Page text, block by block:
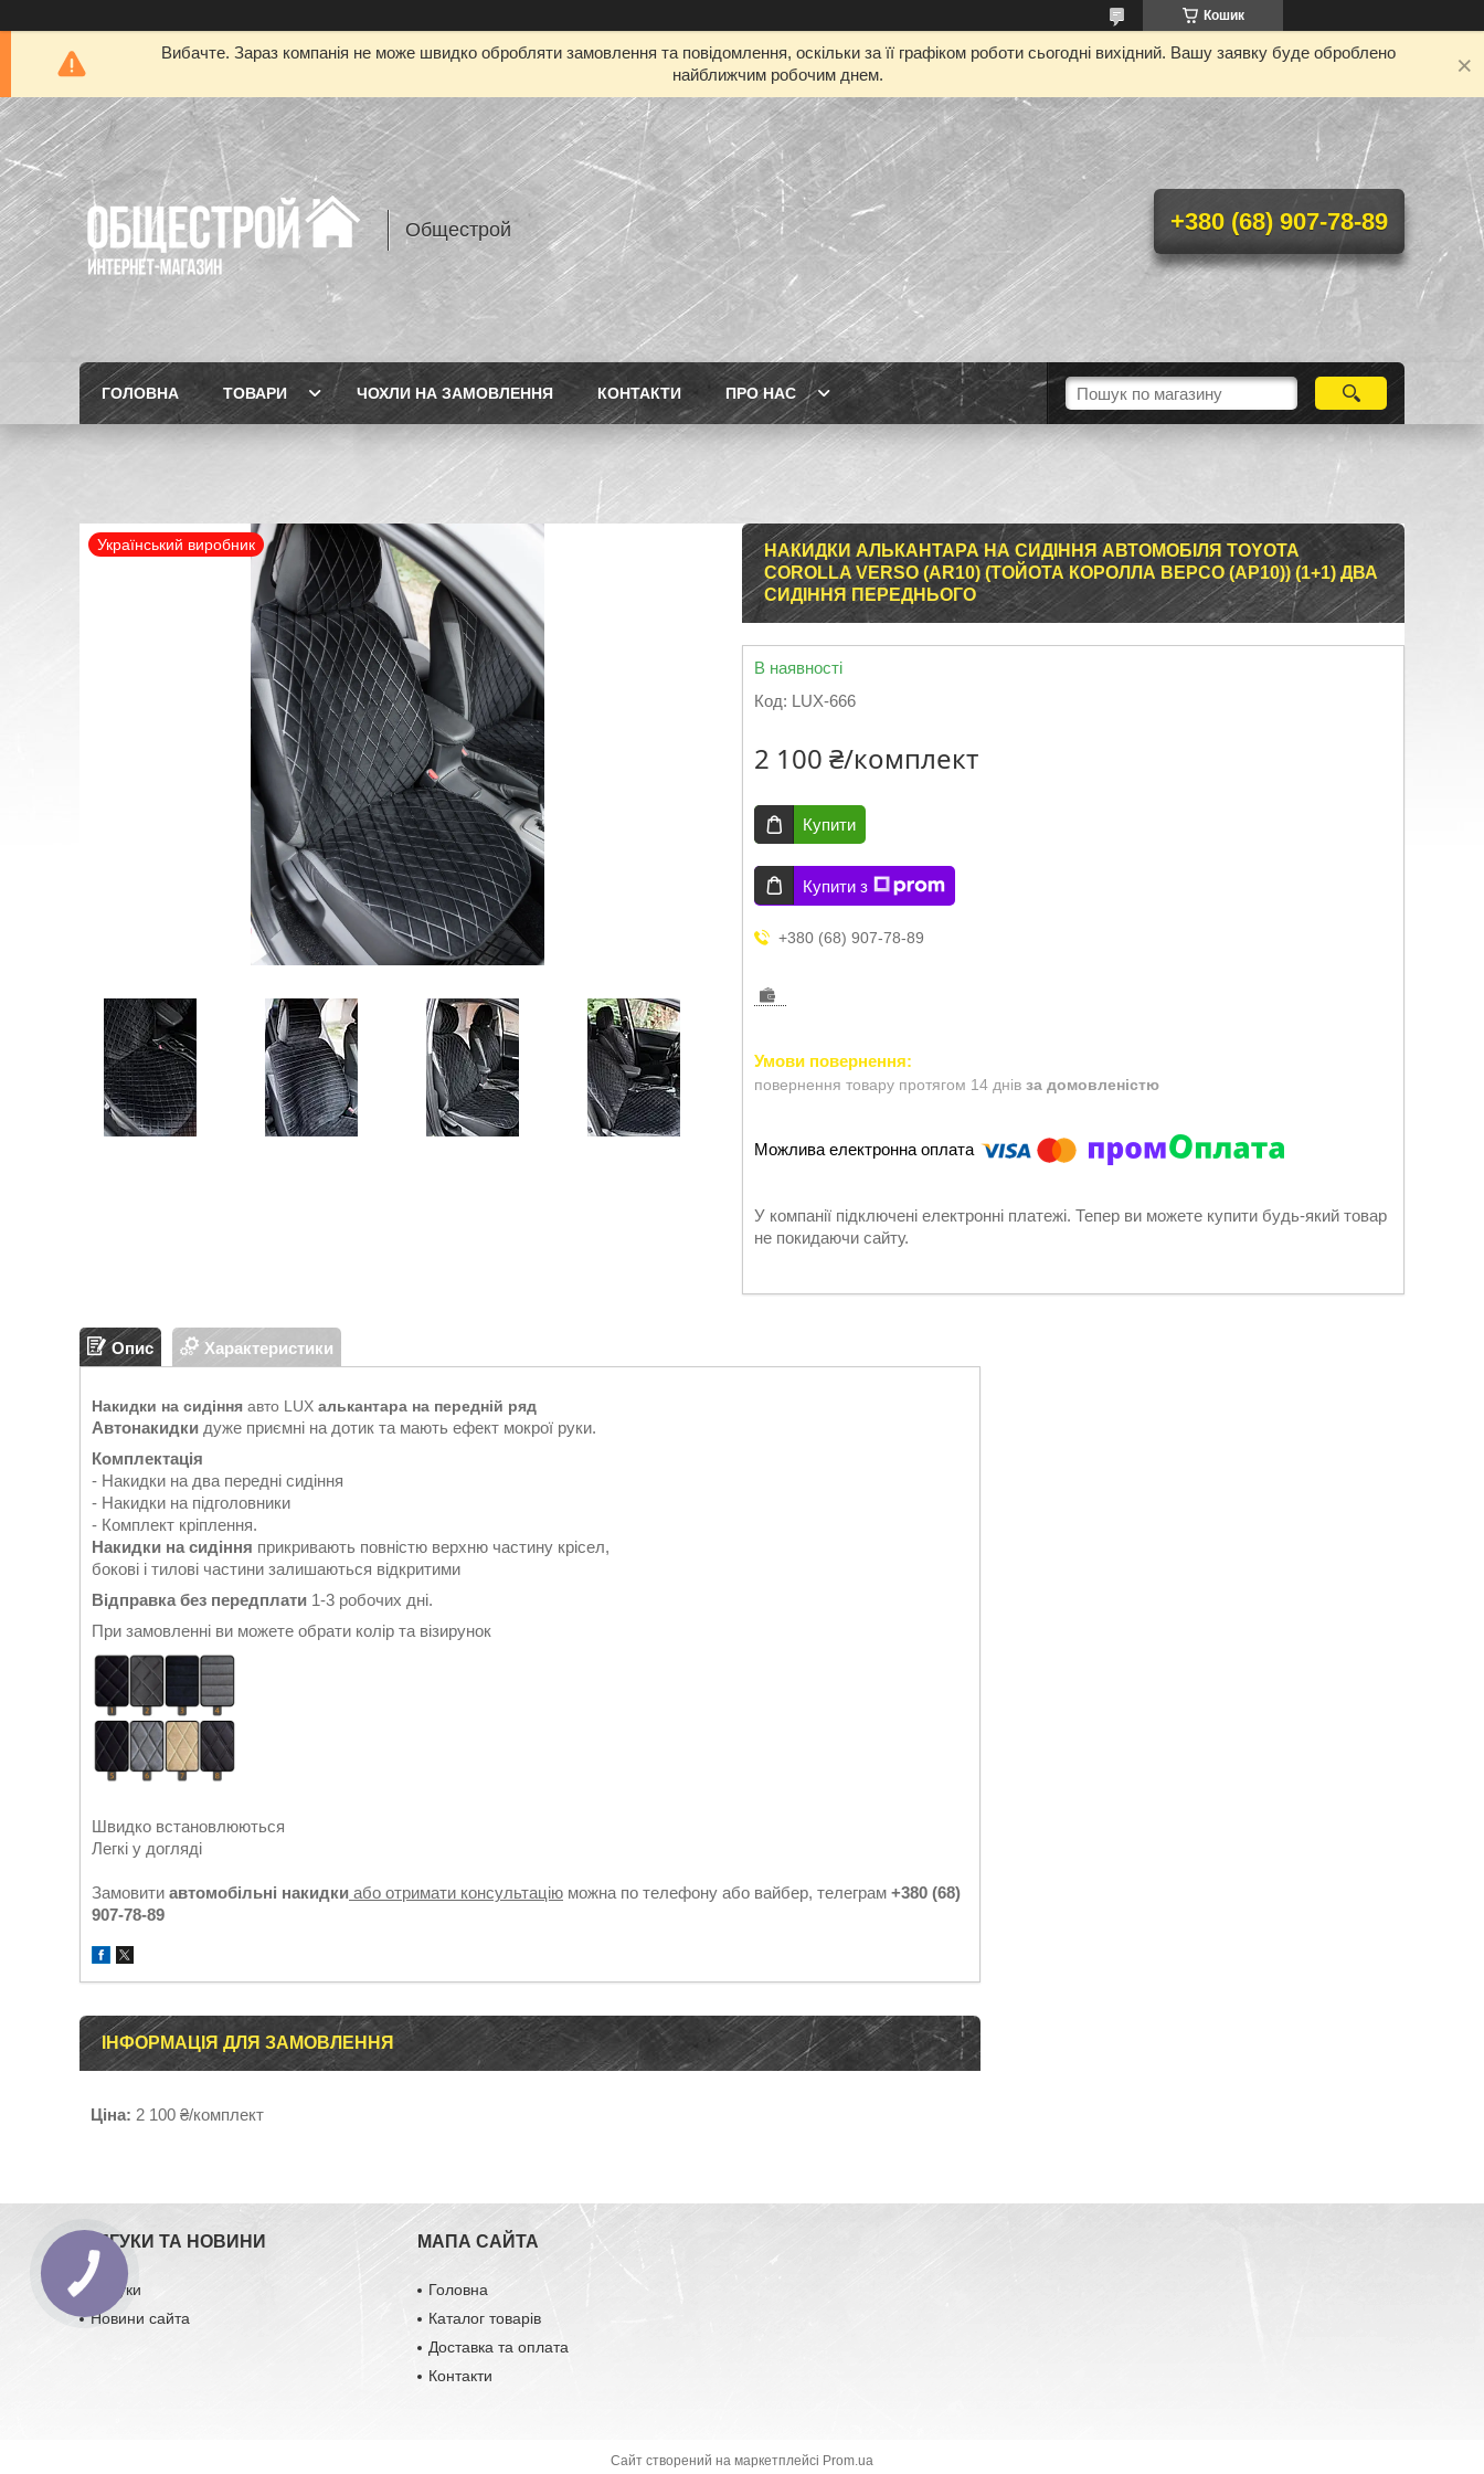
Кошик
Вибачте. Зараз компанія не може швидко обробляти замовлення та повідомлення, оскільки за її графіком роботи сьогодні вихідний. Вашу заявку буде оброблено
найближчим робочим днем.
Общестрой +380 (68) 907-78-89
ГОЛОВНА ТОВАРИ ЧОХЛИ НА ЗАМОВЛЕННЯ КОНТАКТИ ПРО НАС
Український виробник
НАКИДКИ АЛЬКАНТАРА НА СИДІННЯ АВТОМОБІЛЯ TOYOTA
COROLLA VERSO (AR10) (ТОЙОТА КОРОЛЛА ВЕРСО (АР10)) (1+1) ДВА
СИДІННЯ ПЕРЕДНЬОГО
В наявності
Код: LUX-666
2 100 ₴/комплект
Купити
Купити з
+380 (68) 907-78-89
повернення товару протягом 14 днів за домовленістю
У компанії підключені електронні платежі. Тепер ви можете купити будь-який товар
не покидаючи сайту.
Опис Характеристики
Накидки на сидіння авто LUX алькантара на передній ряд
Автонакидки дуже приємні на дотик та мають ефект мокрої руки.
Комплектація
- Накидки на два передні сидіння
- Накидки на підголовники
- Комплект кріплення.
Накидки на сидіння прикривають повністю верхню частину крісел,
бокові і тилові частини залишаються відкритими
Відправка без передплати 1-3 робочих дні.
При замовленні ви можете обрати колір та візирунок
Швидко встановлюються
Легкі у догляді
Замовити автомобільні накидки або отримати консультацію можна по телефону або вайбер, телеграм +380 (68)
907-78-89
ІНФОРМАЦІЯ ДЛЯ ЗАМОВЛЕННЯ
Ціна: 2 100 ₴/комплект
ВІДГУКИ ТА НОВИНИ
Відгуки
Новини сайта
МАПА САЙТА
Головна
Каталог товарів
Доставка та оплата
Контакти
Сайт створений на маркетплейсі Prom.ua